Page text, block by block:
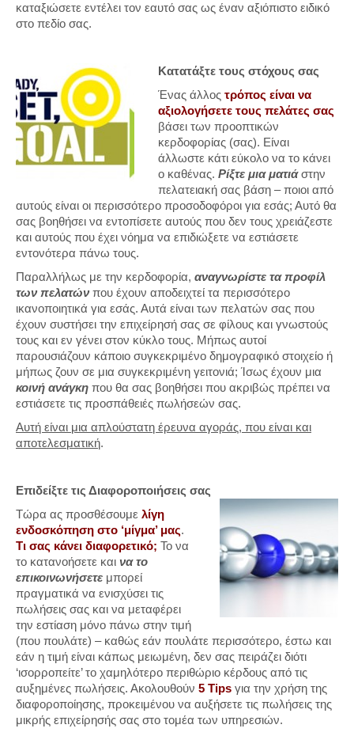
καταξιώσετε εντέλει τον εαυτό σας ως έναν αξιόπιστο ειδικό
στο πεδίο σας.
Κατατάξτε τους στόχους σας
Ένας άλλος τρόπος είναι να
αξιολογήσετε τους πελάτες σας
βάσει των προοπτικών
κερδοφορίας (σας). Είναι
άλλωστε κάτι εύκολο να το κάνει
ο καθένας. Ρίξτε μια ματιά στην
πελατειακή σας βάση – ποιοι από
αυτούς είναι οι περισσότερο προσοδοφόροι για εσάς; Αυτό θα
σας βοηθήσει να εντοπίσετε αυτούς που δεν τους χρειάζεστε
και αυτούς που έχει νόημα να επιδιώξετε να εστιάσετε
εντονότερα πάνω τους.
Παραλλήλως με την κερδοφορία, αναγνωρίστε τα προφίλ
των πελατώνπου έχουν αποδειχτεί τα περισσότερο
ικανοποιητικά για εσάς. Αυτά είναι των πελατών σας που
έχουν συστήσει την επιχείρησή σας σε φίλους και γνωστούς
τους και εν γένει στον κύκλο τους. Μήπως αυτοί
παρουσιάζουν κάποιο συγκεκριμένο δημογραφικό στοιχείο ή
μήπως ζουν σε μια συγκεκριμένη γειτονιά; Ίσως έχουν μια
κοινή ανάγκη που θα σας βοηθήσει που ακριβώς πρέπει να
εστιάσετε τις προσπάθειές πωλήσεών σας.
Αυτή είναι μια απλούστατη έρευνα αγοράς, που είναι και
αποτελεσματική.
Επιδείξτε τις Διαφοροποιήσεις σας
Τώρα ας προσθέσουμε λίγη
ενδοσκόπηση στο ‘μίγμα’ μας.
Τι σας κάνει διαφορετικό; Το να
το κατανοήσετε και να το
επικοινωνήσετε μπορεί
πραγματικά να ενισχύσει τις
πωλήσεις σας και να μεταφέρει
την εστίαση μόνο πάνω στην τιμή
(που πουλάτε) – καθώς εάν πουλάτε περισσότερο, έστω και
εάν η τιμή είναι κάπως μειωμένη, δεν σας πειράζει διότι
‘ισορροπείτε’ το χαμηλότερο περιθώριο κέρδους από τις
αυξημένες πωλήσεις. Ακολουθούν 5 Tips για την χρήση της
διαφοροποίησης, προκειμένου να αυξήσετε τις πωλήσεις της
μικρής επιχείρησής σας στο τομέα των υπηρεσιών.